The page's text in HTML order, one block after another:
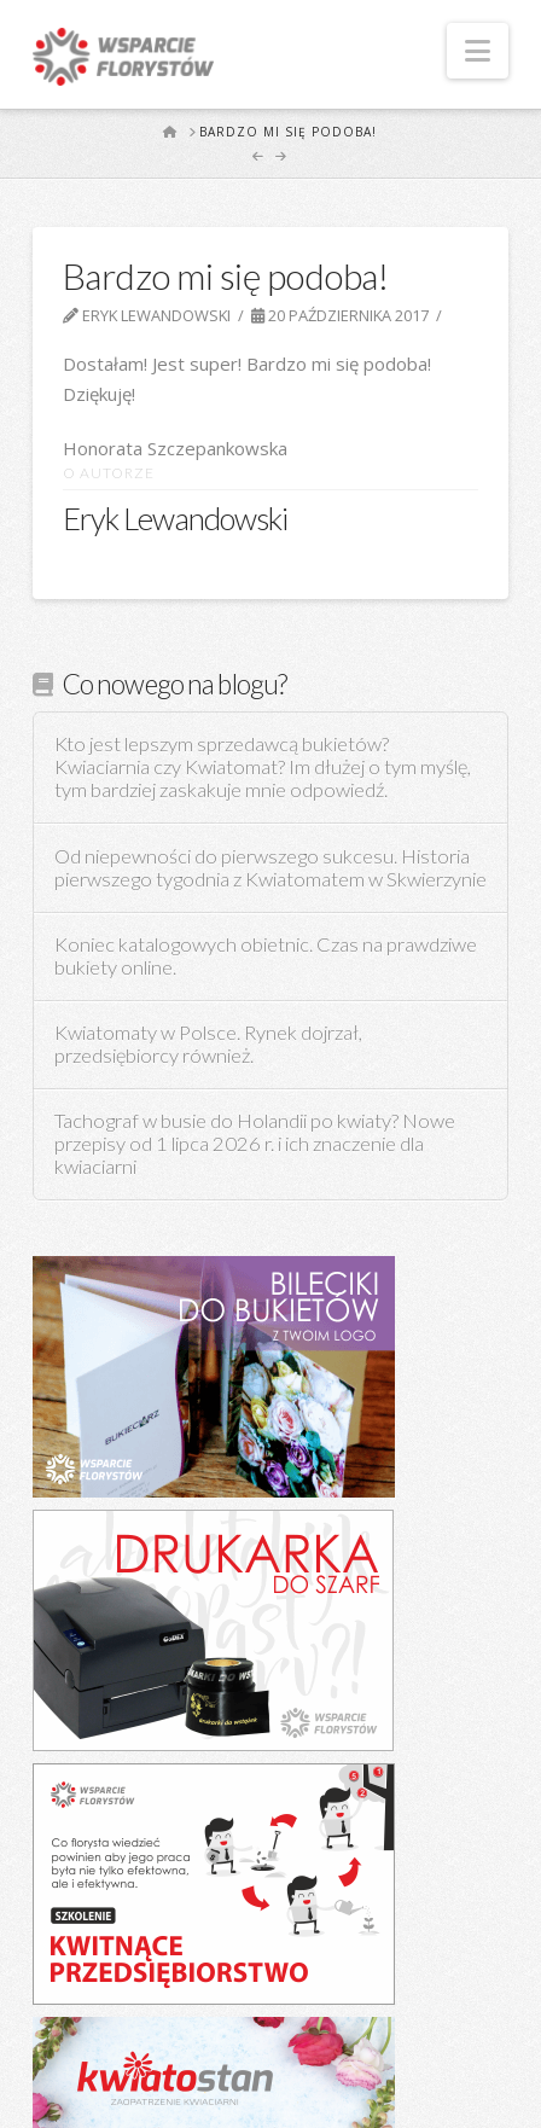
STARTBARDZO MI SIĘ PODOBA!
Bardzo mi się podoba!
ERYK LEWANDOWSKI 20 PAŹDZIERNIKA 2017
Dostałam! Jest super! Bardzo mi się podoba!
Dziękuję!
Honorata Szczepankowska
O AUTORZE
Eryk Lewandowski
Co nowego na blogu?
Kto jest lepszym sprzedawcą bukietów?
Kwiaciarnia czy Kwiatomat? Im dłużej o tym myślę,
tym bardziej zaskakuje mnie odpowiedź.
Od niepewności do pierwszego sukcesu. Historia
pierwszego tygodnia z Kwiatomatem w Skwierzynie
Koniec katalogowych obietnic. Czas na prawdziwe
bukiety online.
Kwiatomaty w Polsce. Rynek dojrzał,
przedsiębiorcy również.
Tachograf w busie do Holandii po kwiaty? Nowe
przepisy od 1 lipca 2026 r. i ich znaczenie dla
kwiaciarni